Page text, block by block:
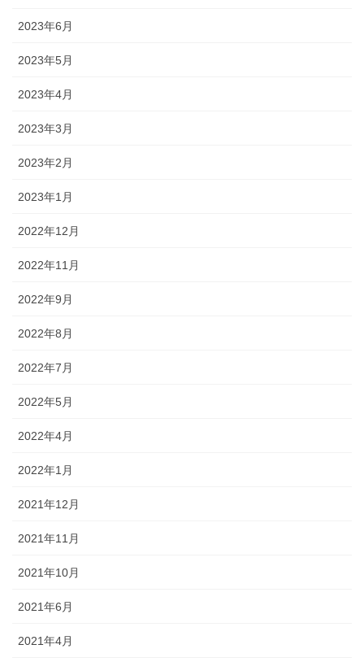
2023年6月
2023年5月
2023年4月
2023年3月
2023年2月
2023年1月
2022年12月
2022年11月
2022年9月
2022年8月
2022年7月
2022年5月
2022年4月
2022年1月
2021年12月
2021年11月
2021年10月
2021年6月
2021年4月